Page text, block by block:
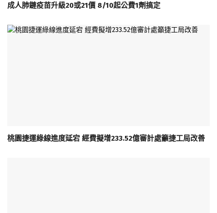
成人肺鏈疫苗升級20或21價 8/10起公費1劑搞定
桃園捷運綠線進度延宕 經費擬增233.52億審計處籲捷工局改善